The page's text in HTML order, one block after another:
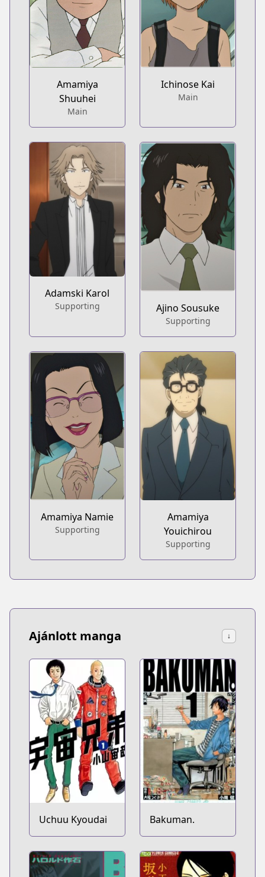
Amamiya
Shuuhei
Main
Ichinose Kai
Main
Adamski Karol
Supporting Ajino Sousuke
Supporting
Amamiya Namie
Supporting
Amamiya
Youichirou
Supporting
Ajánlott manga ↓
Uchuu Kyoudai Bakuman.